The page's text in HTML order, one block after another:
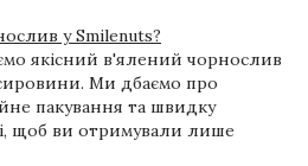
у Smilenuts?
якісний в'ялений чорнослив
сировини. Ми дбаємо про
пакування та швидку
щоб ви отримували лише